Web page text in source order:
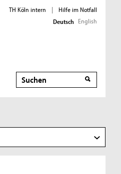
TH Köln intern |
Hilfe im Notfall
Deutsch English
Suche